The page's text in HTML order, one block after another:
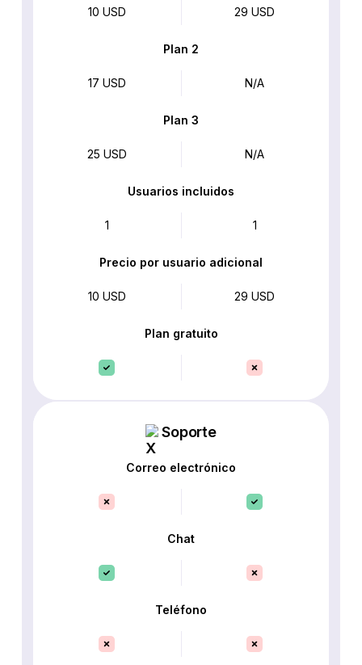
10 USD 29 USD
Plan 2
17 USD N/A
Plan 3
25 USD N/A
Usuarios incluidos
1 1
Precio por usuario adicional
10 USD 29 USD
Plan gratuito
Soporte
Correo electrónico
Chat
Teléfono